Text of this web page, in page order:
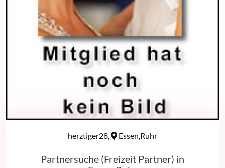
herztiger28, Essen,Ruhr
Partnersuche (Freizeit Partner) in